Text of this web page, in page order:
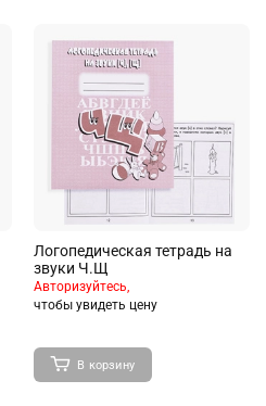
Логопедическая тетрадь на
звуки Ч.Щ
Авторизуйтесь,
чтобы увидеть цену
В корзину